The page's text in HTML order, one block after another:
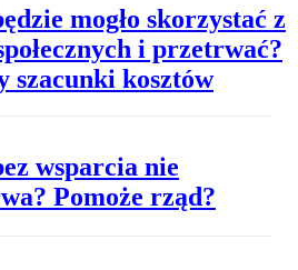
mogło skorzystać z
i przetrwać?
szacunki kosztów
wsparcia nie
Pomoże rząd?